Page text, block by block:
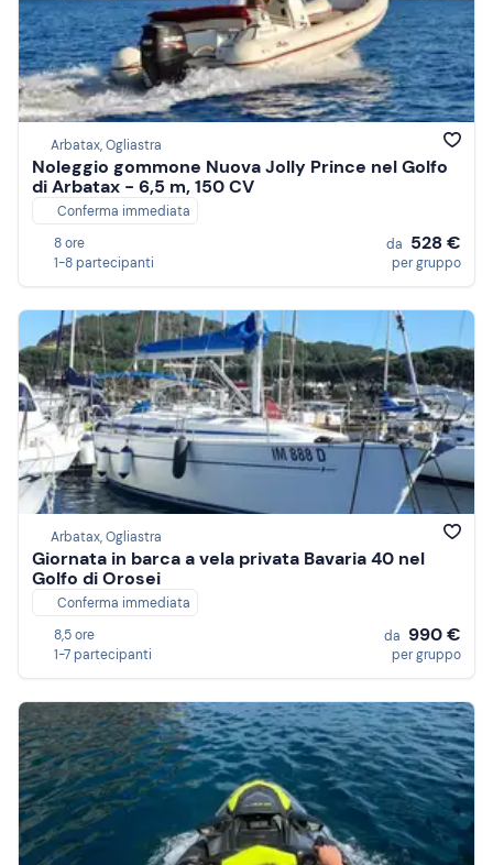
Arbatax, Ogliastra
Noleggio gommone Nuova Jolly Prince nel Golfo
di Arbatax - 6,5 m, 150 CV
Conferma immediata
8 ore
1-8 partecipanti
da 528 €
per gruppo
Arbatax, Ogliastra
Giornata in barca a vela privata Bavaria 40 nel
Golfo di Orosei
Conferma immediata
8,5 ore
1-7 partecipanti
da 990 €
per gruppo